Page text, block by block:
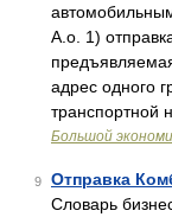
А.о. 1)
адрес одного
транспортной
Большой
9 Отправка
Словарь